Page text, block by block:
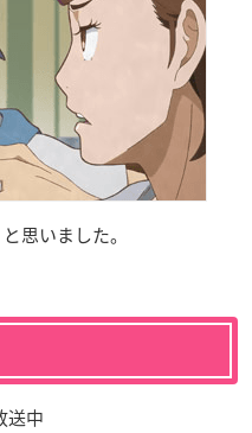
と思いました。
送中